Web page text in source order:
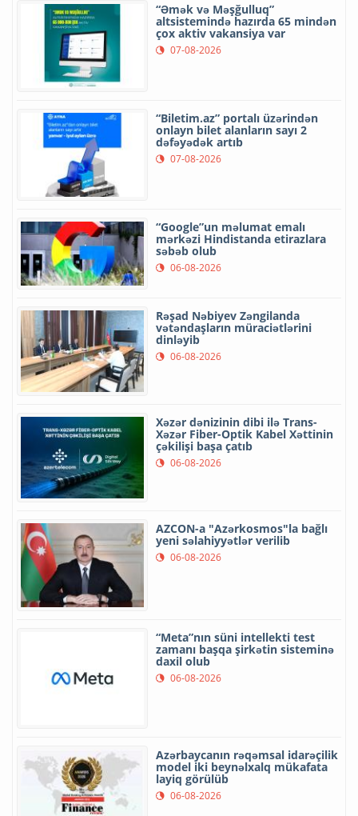
“Əmək və Məşğulluq”
altsistemində hazırda 65 mindən
çox aktiv vakansiya var
07-08-2026
“Biletim.az” portalı üzərindən
onlayn bilet alanların sayı 2
dəfəyədək artıb
07-08-2026
“Google”un məlumat emalı
mərkəzi Hindistanda etirazlara
səbəb olub
06-08-2026
Rəşad Nəbiyev Zəngilanda
vətəndaşların müraciətlərini
dinləyib
06-08-2026
Xəzər dənizinin dibi ilə Trans-
Xəzər Fiber-Optik Kabel Xəttinin
çəkilişi başa çatıb
06-08-2026
AZCON-a "Azərkosmos"la bağlı
yeni səlahiyyətlər verilib
06-08-2026
“Meta”nın süni intellekti test
zamanı başqa şirkətin sisteminə
daxil olub
06-08-2026
Azərbaycanın rəqəmsal idarəçilik
model iki beynəlxalq mükafata
layiq görülüb
06-08-2026